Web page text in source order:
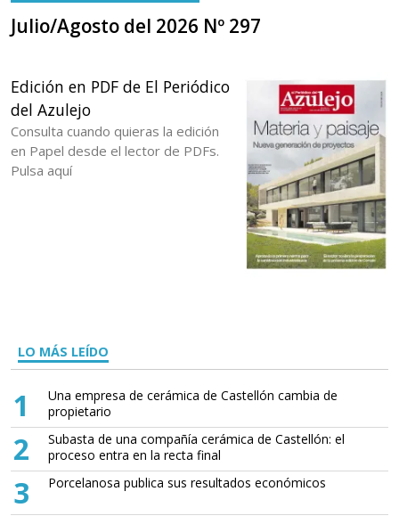
Julio/Agosto del 2026 Nº 297
Edición en PDF de El Periódico
del Azulejo
Consulta cuando quieras la edición
en Papel desde el lector de PDFs.
Pulsa aquí
LO MÁS LEÍDO
1
Una empresa de cerámica de Castellón cambia de
propietario
2
Subasta de una compañía cerámica de Castellón: el
proceso entra en la recta final
3 Porcelanosa publica sus resultados económicos